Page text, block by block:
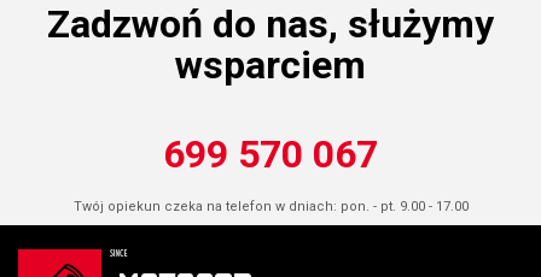
Zadzwoń do nas, służymy
wsparciem
699 570 067
Twój opiekun czeka na telefon w dniach: pon. - pt. 9.00 - 17.00